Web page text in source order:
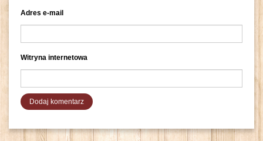
Adres e-mail
Witryna internetowa